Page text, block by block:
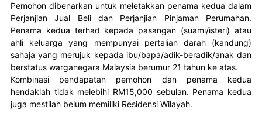
Pemohon dibenarkan untuk meletakkan penama kedua dalam
Perjanjian Jual Beli dan Perjanjian Pinjaman Perumahan.
Penama kedua terhad kepada pasangan (suami/isteri) atau
ahli keluarga yang mempunyai pertalian darah (kandung)
sahaja yang merujuk kepada ibu/bapa/adik-beradik/anak dan
berstatus warganegara Malaysia berumur 21 tahun ke atas.
Kombinasi pendapatan pemohon dan penama kedua
hendaklah tidak melebihi RM15,000 sebulan. Penama kedua
juga mestilah belum memiliki Residensi Wilayah.